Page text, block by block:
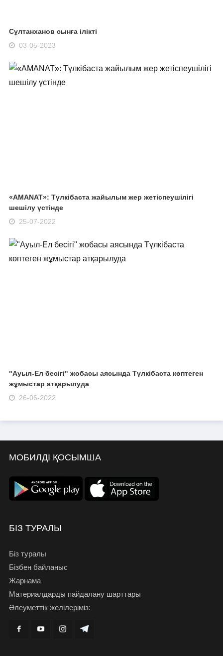
Сұлтанханов сынға ілікті
03-05-2023
«AMANAT»: Түлкібаста жайылым жер жетіспеушілігі
шешілу үстінде
25-07-2022
"Ауыл-Ел бесігі" жобасы аясында Түлкібаста көптеген
жұмыстар атқарылуда
26-06-2022
МОБИЛДІ ҚОСЫМША
БІЗ ТУРАЛЫ
Біз туралы
Бізбен байланыс
Жарнама
Материалдарды пайдалану шарттары
Әлеуметтік желілеріміз: